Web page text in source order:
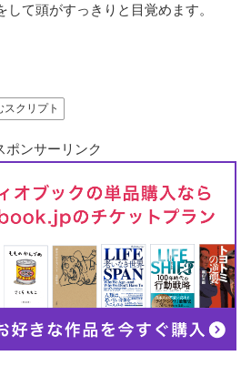
て頭がすっきりと目覚めます。
スクリプト
ポンサーリンク